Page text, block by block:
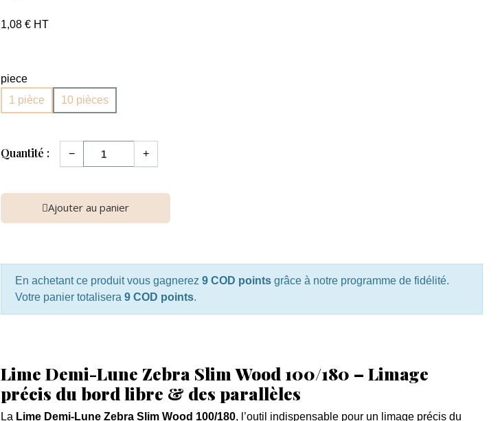
1,08 € HT
piece
1 pièce
10 pièces
Quantité : − +
Ajouter au panier
En achetant ce produit vous gagnerez 9 COD pointsgrâce à notre programme de fidélité.
Votre panier totalisera 9 COD points.
Lime Demi-Lune Zebra Slim Wood 100/180 – Limage
précis du bord libre & des parallèles
La Lime Demi-Lune Zebra Slim Wood 100/180, l’outil indispensable pour un limage précis du